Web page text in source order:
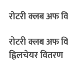
रोटरी क्लब अफ
रोटरी क्लब अफ
ह्विलचेयर वितरण